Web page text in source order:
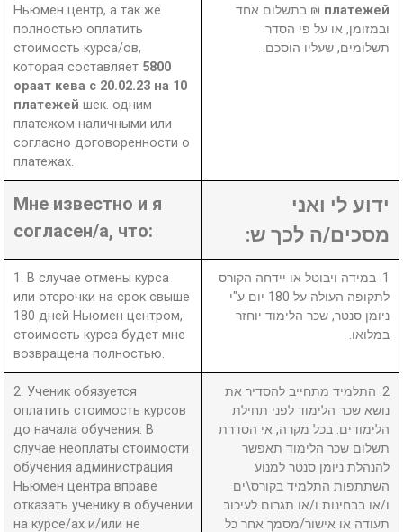
Ньюмен центр, а так же
полностью оплатить
стоимость курса/ов,
которая составляет 5800
ораат кева с 20.02.23 на 10
платежейшек. одним
платежом наличными или
согласно договоренности о
платежах.
платежей ₪ בתשלום אחד
ובמזומן, או על פי הסדר
תשלומים, שעליו הוסכם.
Мне известно и я
согласен/а, что:
ידוע לי ואני
מסכים/ה לכך ש:
1. В случае отмены курса
или отсрочки на срок свыше
180 дней Ньюмен центром,
стоимость курса будет мне
возвращена полностью.
1. במידה ויבוטל או יידחה הקורס
לתקופה העולה על 180 יום ע"י
ניומן סנטר, שכר הלימוד יוחזר
במלואו.
2. Ученик обязуется
оплатить стоимость курсов
до начала обучения. В
случае неоплаты стоимости
обучения администрация
Ньюмен центра вправе
отказать ученику в обучении
на курсе/ах и/или не
2. התלמיד מתחייב להסדיר את
נושא שכר הלימוד לפני תחילת
הלימודים. בכל מקרה, אי הסדרת
תשלום שכר הלימוד תאפשר
להנהלת ניומן סנטר למנוע
השתתפות התלמיד בקורס\ים
ו/או בבחינות ו/או תגרום לעיכוב
תעודה או אישור/מסמך אחר כל